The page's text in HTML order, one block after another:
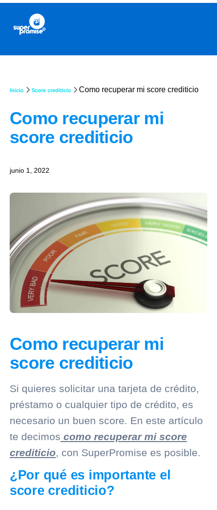
Inicio Score crediticio Como recuperar mi score crediticio
Como recuperar mi
score crediticio
junio 1, 2022
Como recuperar mi
score crediticio
Si quieres solicitar una tarjeta de crédito,
préstamo o cualquier tipo de crédito, es
necesario un buen score. En este artículo
te decimos como recuperar mi score
crediticio, con SuperPromise es posible.
¿Por qué es importante el
score crediticio?